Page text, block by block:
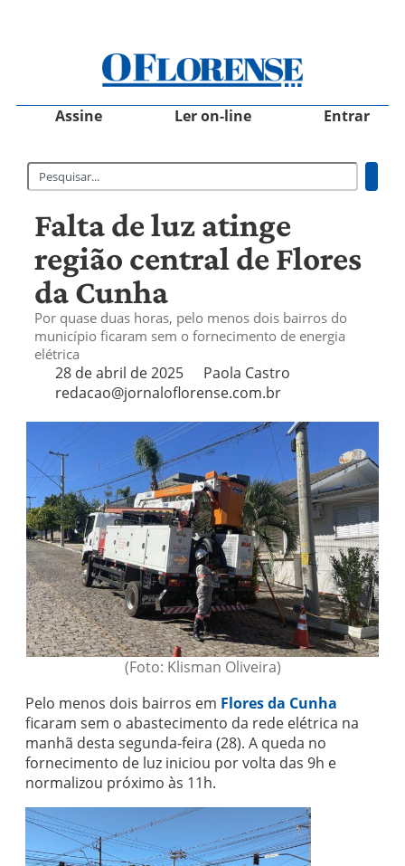
Assine Ler on-line Entrar
Falta de luz atinge
região central de Flores
da Cunha
Por quase duas horas, pelo menos dois bairros do
município ficaram sem o fornecimento de energia
elétrica
28 de abril de 2025
Paola Castro
redacao@jornaloflorense.com.br
(Foto: Klisman Oliveira)
Pelo menos dois bairros em Flores da Cunha
ficaram sem o abastecimento da rede elétrica na
manhã desta segunda-feira (28). A queda no
fornecimento de luz iniciou por volta das 9h e
normalizou próximo às 11h.